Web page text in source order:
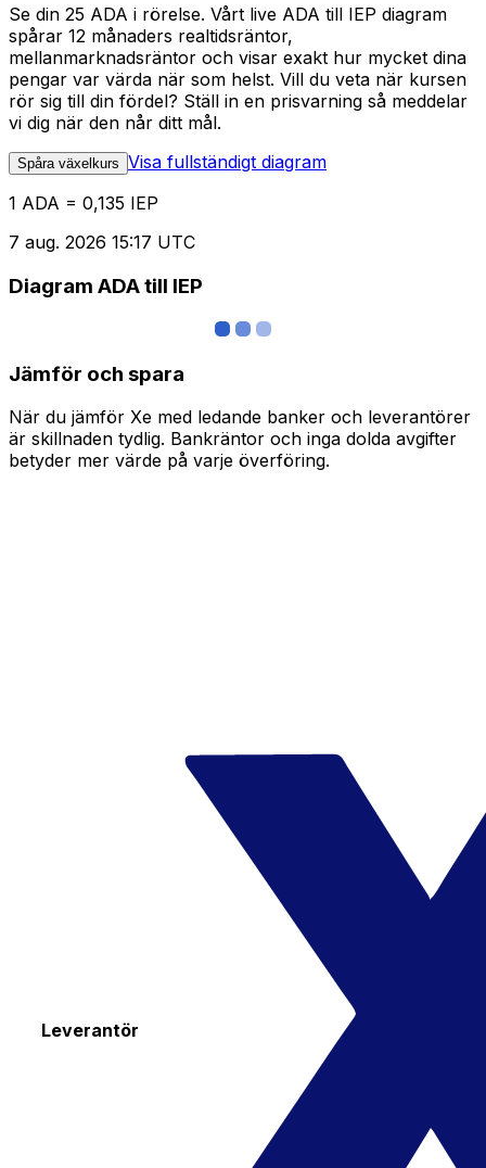
Se din 25 ADA i rörelse. Vårt live ADA till IEP diagram
spårar 12 månaders realtidsräntor,
mellanmarknadsräntor och visar exakt hur mycket dina
pengar var värda när som helst. Vill du veta när kursen
rör sig till din fördel? Ställ in en prisvarning så meddelar
vi dig när den når ditt mål.
Spåra växelkurs Visa fullständigt diagram
1 ADA = 0,135 IEP
7 aug. 2026 15:17 UTC
Diagram ADA till IEP
Jämför och spara
När du jämför Xe med ledande banker och leverantörer
är skillnaden tydlig. Bankräntor och inga dolda avgifter
betyder mer värde på varje överföring.
Leverantör